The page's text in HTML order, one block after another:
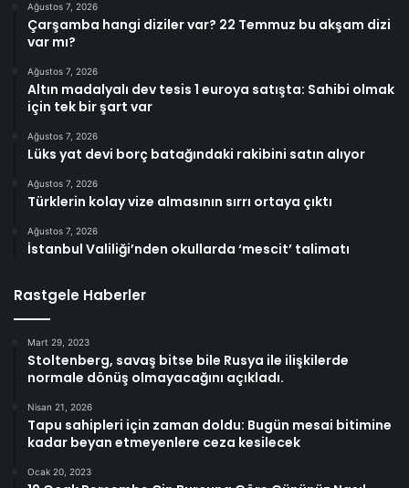
Ağustos 7, 2026
Çarşamba hangi diziler var? 22 Temmuz bu akşam dizi
var mı?
Ağustos 7, 2026
Altın madalyalı dev tesis 1 euroya satışta: Sahibi olmak
için tek bir şart var
Ağustos 7, 2026
Lüks yat devi borç batağındaki rakibini satın alıyor
Ağustos 7, 2026
Türklerin kolay vize almasının sırrı ortaya çıktı
Ağustos 7, 2026
İstanbul Valiliği’nden okullarda ‘mescit’ talimatı
Rastgele Haberler
Mart 29, 2023
Stoltenberg, savaş bitse bile Rusya ile ilişkilerde
normale dönüş olmayacağını açıkladı.
Nisan 21, 2026
Tapu sahipleri için zaman doldu: Bugün mesai bitimine
kadar beyan etmeyenlere ceza kesilecek
Ocak 20, 2023